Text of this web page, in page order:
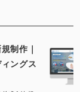
制作｜
ングス